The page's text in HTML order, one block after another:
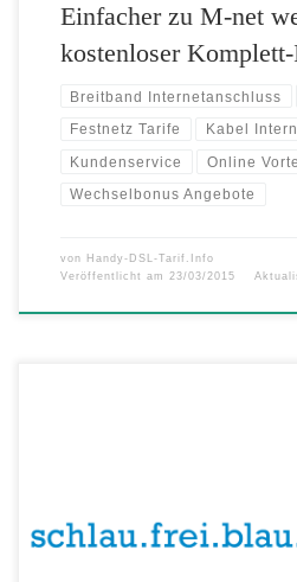
Einfacher zu M-net
kostenloser
Breitband Internetanschluss
Festnetz Tarife Kabel
Kundenservice Online
Wechselbonus Angebote
von Handy-DSL-Tarif.Info
Veröffentlicht am 23/03/2015
In der Kundenbefragung durch das
ServiceValue wird blau als einziger der
Kategorien mit „sehr gut“ bewertet.
Umgang mit Kunden und der Gestaltung
Und blau Mobilfunk ist fair. Zu diesem